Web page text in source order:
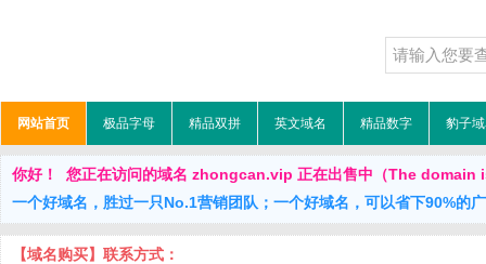
网站首页 极品字母 精品双拼 英文域名 精品数字 豹子
你好！ 您正在访问的域名 zhongcan.vip 正在出售中（The domain
一个好域名，胜过一只No.1营销团队；一个好域名，可以省下90%的
【域名购买】联系方式：